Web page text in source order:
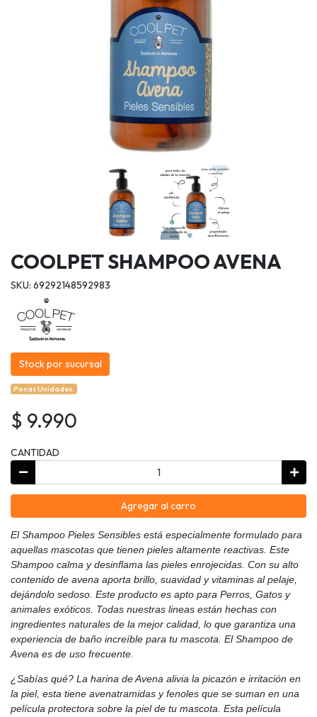
COOLPET SHAMPOO AVENA
SKU: 69292148592983
Stock por sucursal
Pocas Unidades.
$ 9.990
CANTIDAD
Agregar al carro
El Shampoo Pieles Sensibles está especialmente formulado para
aquellas mascotas que tienen pieles altamente reactivas. Este
Shampoo calma y desinflama las pieles enrojecidas. Con su alto
contenido de avena aporta brillo, suavidad y vitaminas al pelaje,
dejándolo sedoso. Este producto es apto para Perros, Gatos y
animales exóticos. Todas nuestras lineas están hechas con
ingredientes naturales de la mejor calidad, lo que garantiza una
experiencia de baño increíble para tu mascota. El Shampoo de
Avena es de uso frecuente.
¿Sabías qué? La harina de Avena alivia la picazón e irritación en
la piel, esta tiene avenatramidas y fenoles que se suman en una
película protectora sobre la piel de tu mascota. Esta película